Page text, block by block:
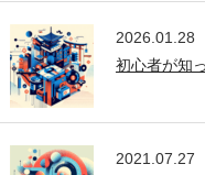
2026.01.28
初心者が知
2021.07.27